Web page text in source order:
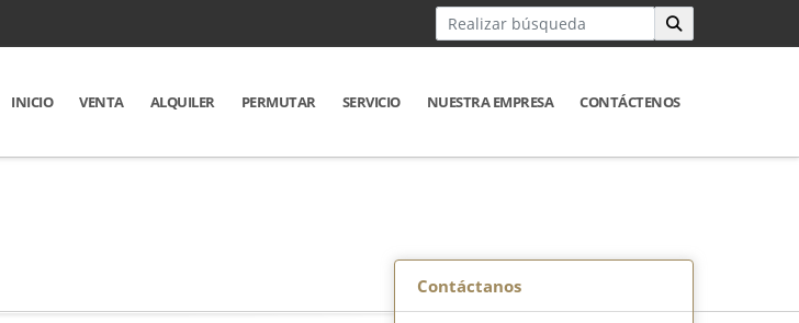
INICIO VENTA ALQUILER PERMUTAR SERVICIO NUESTRA EMPRESA CONTÁCTENOS
Contáctanos